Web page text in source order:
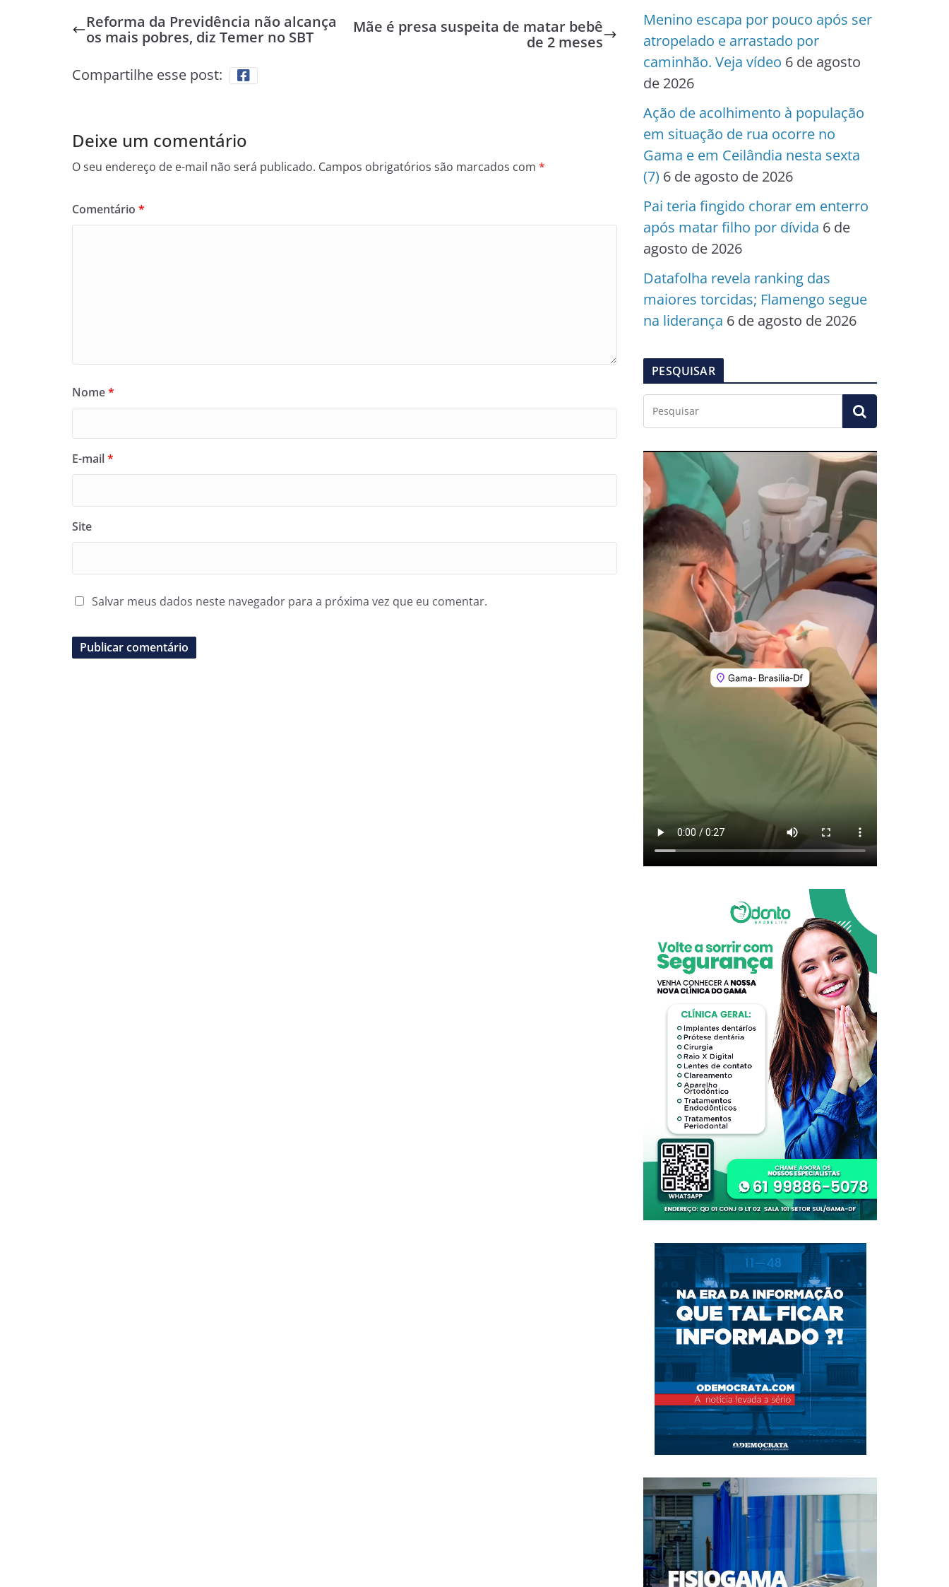
Reforma da Previdência não alcança
os mais pobres, diz Temer no SBT
Mãe é presa suspeita de matar bebê
de 2 meses
Compartilhe esse post:
Deixe um comentário
O seu endereço de e-mail não será publicado. Campos obrigatórios são marcados com *
Comentário *
Nome*
E-mail*
Site
Salvar meus dados neste navegador para a próxima vez que eu comentar.
Menino escapa por pouco após ser
atropelado e arrastado por
caminhão. Veja vídeo 6 de agosto
de 2026
Ação de acolhimento à população
em situação de rua ocorre no
Gama e em Ceilândia nesta sexta
(7) 6 de agosto de 2026
Pai teria fingido chorar em enterro
após matar filho por dívida 6 de
agosto de 2026
Datafolha revela ranking das
maiores torcidas; Flamengo segue
na liderança 6 de agosto de 2026
PESQUISAR